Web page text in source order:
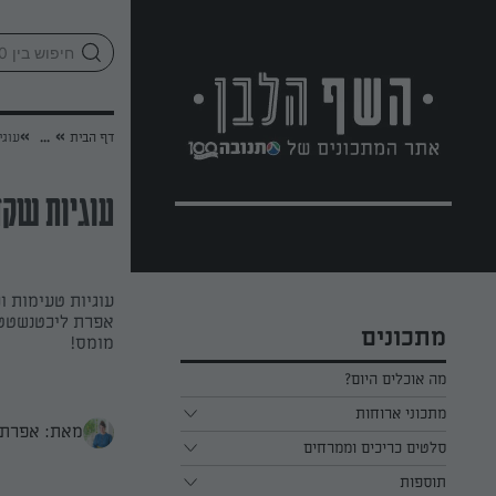
מתכונים
מה אוכלים היום?
מתכוני ארוחות
ארוחת בוקר
ארוחת צהריים
סלטים כריכים וממרחים
כל הסלטים כריכים וממרחים
תוספות
דף הבית »
...
»
עוגיות
עוגיות
אפרת
מומס!
מאת: